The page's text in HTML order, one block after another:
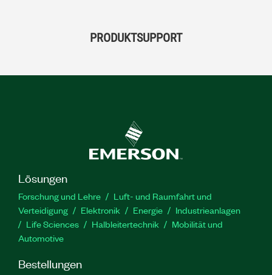
PRODUKTSUPPORT
Lösungen
Forschung und Lehre
Luft- und Raumfahrt und
Verteidigung
Elektronik Energie
Industrieanlagen
Life Sciences
Halbleitertechnik
Mobilität und
Automotive
Bestellungen